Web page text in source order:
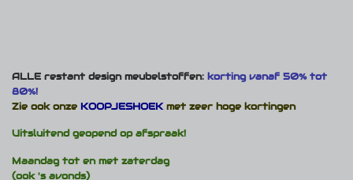
ALLE restant design meubelstoffen: korting vanaf 50% tot
80%!
Zie ook onze KOOPJESHOEKmet zeer hoge kortingen
Uitsluitend geopend op afspraak!
Maandag tot en met zaterdag
(ook 's avonds)